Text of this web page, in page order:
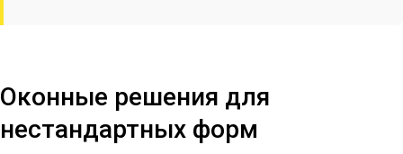
Оконные решения для
нестандартных форм